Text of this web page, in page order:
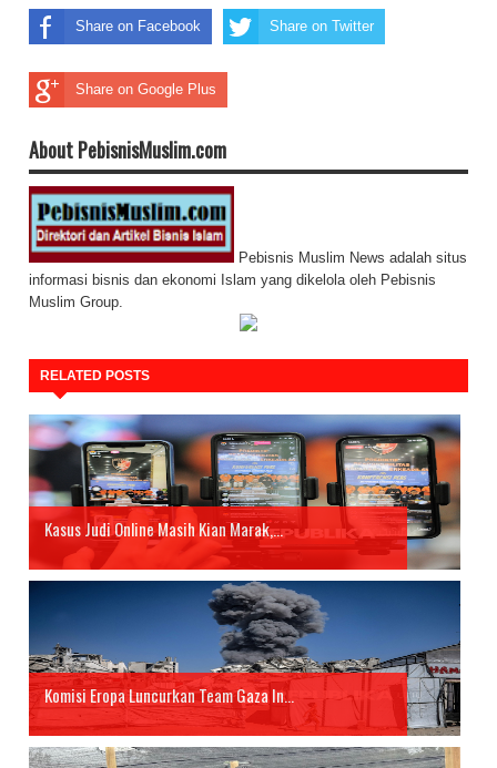
Share on Facebook Share on Twitter
Share on Google Plus
About PebisnisMuslim.com
Pebisnis Muslim News adalah situs
informasi bisnis dan ekonomi Islam yang dikelola oleh Pebisnis
Muslim Group.
RELATED POSTS
Kasus Judi Online Masih Kian Marak,...
Komisi Eropa Luncurkan Team Gaza In...